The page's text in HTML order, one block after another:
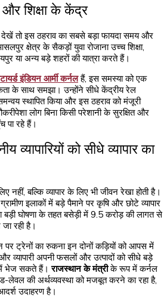
शिक्षा के केंद्र
तो इस ठहराव का सबसे बड़ा फायदा समय और
क्षेत्र के सैकड़ों युवा रोजाना उच्च शिक्षा,
या अन्य बड़े शहरों की यात्रा करते हैं।
इंडियन आर्मी कर्नलहैं, इस समस्या को एक
के साथ समझा। उन्होंने सीधे केंद्रीय रेल
स्थापित किया और इस ठहराव को मंजूरी
लोग बिना किसी परेशानी के सुरक्षित और
पा रहे हैं।
व्यापारियों को सीधे व्यापार का
नहीं, बल्कि व्यापार के लिए भी जीवन रेखा होती है।
इलाकों में बड़े पैमाने पर कृषि और छोटे व्यापार
बड़ी घोषणा के तहत बसेड़ी में ₹9.5 करोड़ की लागत से
रही है।
ट्रेनों का रुकना इन दोनों कड़ियों को आपस में
व्यापारी अपनी फसलों और उत्पादों को सीधे बड़े
में भेज सकते हैं।राजस्थान के मंत्रीके रूप में कर्नल
लेवल की अर्थव्यवस्था को मजबूत करने का रहा है,
उदाहरण है।